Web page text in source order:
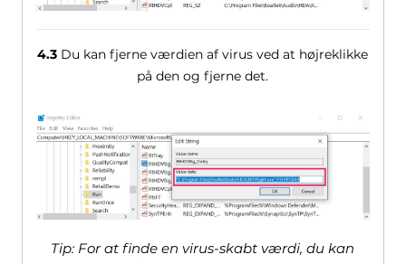
4.3 Du kan fjerne værdien af ​​virus ved at højreklikke
på den og fjerne det.
Tip: For at finde en virus-skabt værdi, du kan